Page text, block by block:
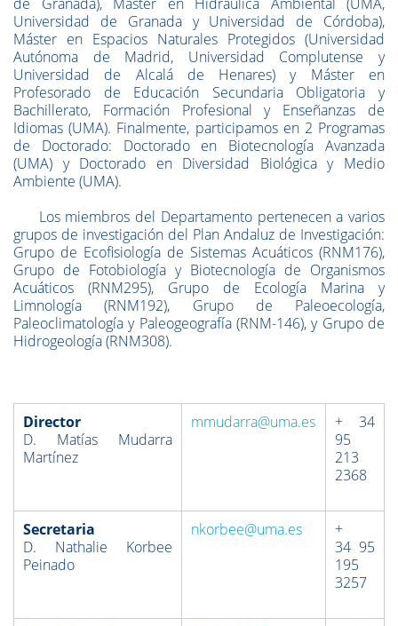
Universidad de Granada y Universidad de Córdoba),
Máster en Espacios Naturales Protegidos (Universidad
Autónoma de Madrid, Universidad Complutense y
Universidad de Alcalá de Henares) y Máster en
Profesorado de Educación Secundaria Obligatoria y
Bachillerato, Formación Profesional y Enseñanzas de
Idiomas (UMA). Finalmente, participamos en 2 Programas
de Doctorado: Doctorado en Biotecnología Avanzada
(UMA) y Doctorado en Diversidad Biológica y Medio
Ambiente (UMA).
Los miembros del Departamento pertenecen a varios
grupos de investigación del Plan Andaluz de Investigación:
Grupo de Ecofisiología de Sistemas Acuáticos (RNM176),
Grupo de Fotobiología y Biotecnología de Organismos
Acuáticos (RNM295), Grupo de Ecología Marina y
Limnología (RNM192), Grupo de Paleoecología,
Paleoclimatología y Paleogeografía (RNM-146), y Grupo de
Hidrogeología (RNM308).
Director
D. Matías Mudarra
Martínez
mmudarra@uma.es
+ 34
95
213
2368
Secretaria
D. Nathalie Korbee
Peinado
nkorbee@uma.es
+
34 95
195
3257